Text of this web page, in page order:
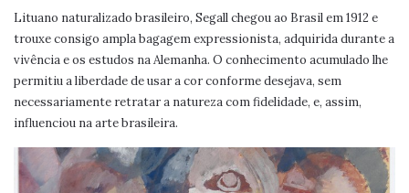
Lituano naturalizado brasileiro, Segall chegou ao Brasil em 1912 e
trouxe consigo ampla bagagem expressionista, adquirida durante a
vivência e os estudos na Alemanha. O conhecimento acumulado lhe
permitiu a liberdade de usar a cor conforme desejava, sem
necessariamente retratar a natureza com fidelidade, e, assim,
influenciou na arte brasileira.